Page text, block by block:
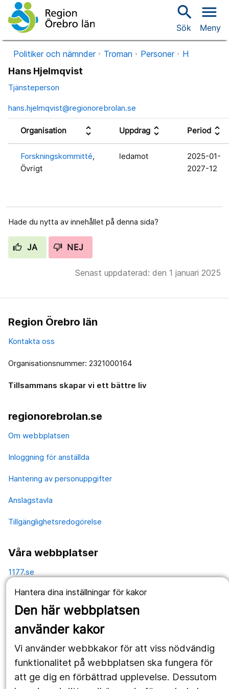
Hantera dina inställningar för kakor
Den här webbplatsen
använder kakor
Vi använder webbkakor för att viss nödvändig
funktionalitet på webbplatsen ska fungera för
att ge dig en förbättrad upplevelse. Dessutom
search
Sök
menu
Meny
Politiker och nämnder Troman Personer H
Hans Hjelmqvist
Tjänsteperson
hans.hjelmqvist@regionorebrolan.se
Organisation unfold_more Uppdrag unfold_more Period unfold_more
Forskningskommitté,
Övrigt
ledamot
2025-01-
2027-12
Hade du nytta av innehållet på denna sida?
JA NEJ
Senast uppdaterad: den 1 januari 2025
Region Örebro län
Kontakta oss
Organisationsnummer: 2321000164
Tillsammans skapar vi ett bättre liv
regionorebrolan.se
Om webbplatsen
Inloggning för anställda
Hantering av personuppgifter
Anslagstavla
Tillgänglighetsredogörelse
Våra webbplatser
1177.se
Länstrafiken
Vårdgivare
Utveckling
Följ oss